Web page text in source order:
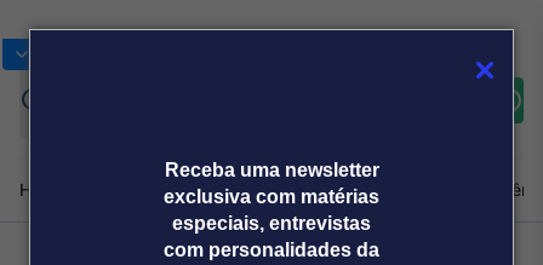
Receba uma newsletter
exclusiva com matérias
especiais, entrevistas
com personalidades da
Home Produtos e soluçõesNotíciasBlogWeekend